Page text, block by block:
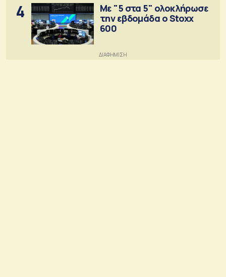
4
Με "5 στα 5" ολοκλήρωσε
την εβδομάδα ο Stoxx
600